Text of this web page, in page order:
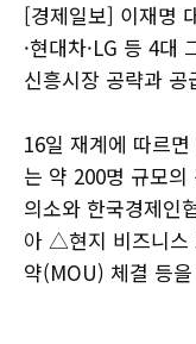
[경제일보] 이재명
·현대차·LG 등 4대
신흥시장 공략과
16일 재계에 따르
는 약 200명 규모의
의소와 한국경제인
아 △현지 비즈니
약(MOU) 체결 등